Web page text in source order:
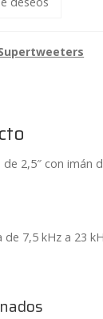
2,5″ con imán
7,5 kHz a 23